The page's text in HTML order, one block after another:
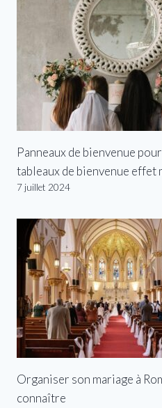
Panneaux de bienvenue
tableaux de bienvenue effet
7 juillet 2024
Organiser son mariage à
connaître